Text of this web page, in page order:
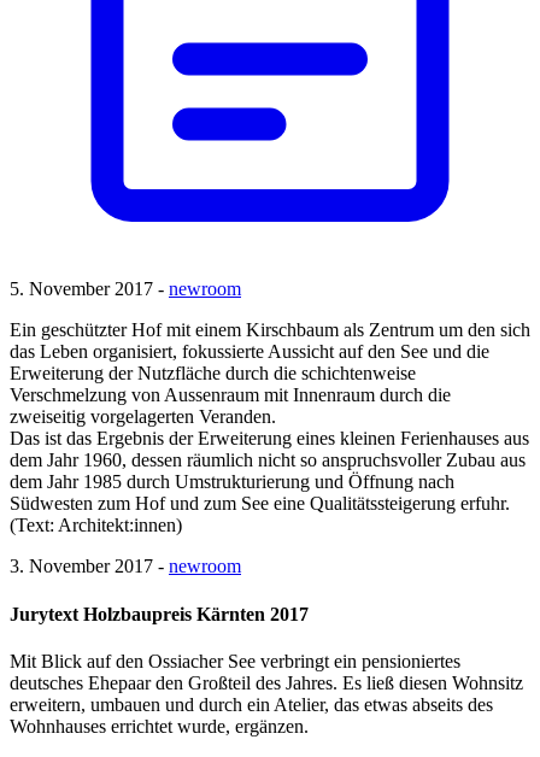
5. November 2017 - newroom
Ein geschützter Hof mit einem Kirschbaum als Zentrum um den sich
das Leben organisiert, fokussierte Aussicht auf den See und die
Erweiterung der Nutzfläche durch die schichtenweise
Verschmelzung von Aussenraum mit Innenraum durch die
zweiseitig vorgelagerten Veranden.
Das ist das Ergebnis der Erweiterung eines kleinen Ferienhauses aus
dem Jahr 1960, dessen räumlich nicht so anspruchsvoller Zubau aus
dem Jahr 1985 durch Umstrukturierung und Öffnung nach
Südwesten zum Hof und zum See eine Qualitätssteigerung erfuhr.
(Text: Architekt:innen)
3. November 2017 - newroom
Jurytext Holzbaupreis Kärnten 2017
Mit Blick auf den Ossiacher See verbringt ein pensioniertes
deutsches Ehepaar den Großteil des Jahres. Es ließ diesen Wohnsitz
erweitern, umbauen und durch ein Atelier, das etwas abseits des
Wohnhauses errichtet wurde, ergänzen.